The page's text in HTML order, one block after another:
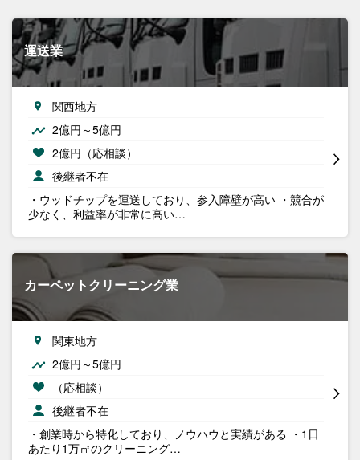
運送業
関西地方
2億円～5億円
2億円（応相談）
後継者不在
・ウッドチップを運送しており、参入障壁が高い ・競合が
少なく、利益率が非常に高い…
カーペットクリーニング業
関東地方
2億円～5億円
（応相談）
後継者不在
・創業時から特化しており、ノウハウと実績がある ・1日
あたり1万㎡のクリーニング…